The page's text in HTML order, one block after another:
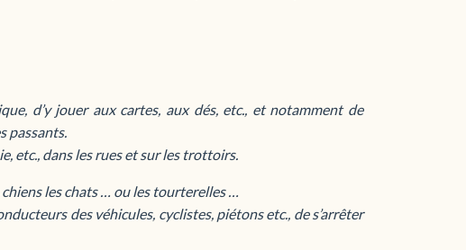
d’y jouer aux cartes, aux dés, etc., et notamment de
passants.
etc., dans les rues et sur les trottoirs.
les chats … ou les tourterelles …
des véhicules, cyclistes, piétons etc., de s’arrêter